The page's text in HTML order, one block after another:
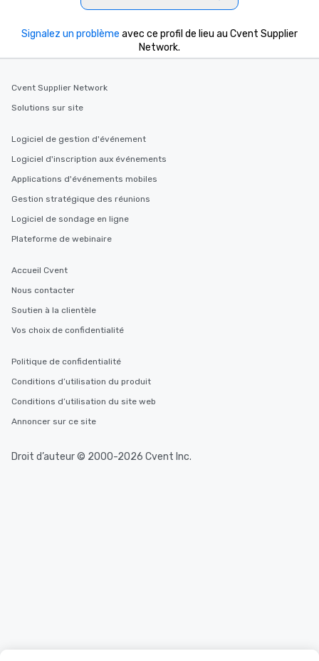
Signalez un problème avec ce profil de lieu au Cvent Supplier
Network.
Cvent Supplier Network
Solutions sur site
Logiciel de gestion d'événement
Logiciel d'inscription aux événements
Applications d'événements mobiles
Gestion stratégique des réunions
Logiciel de sondage en ligne
Plateforme de webinaire
Accueil Cvent
Nous contacter
Soutien à la clientèle
Vos choix de confidentialité
Politique de confidentialité
Conditions d’utilisation du produit
Conditions d’utilisation du site web
Annoncer sur ce site
Droit d’auteur © 2000-2026 Cvent Inc.